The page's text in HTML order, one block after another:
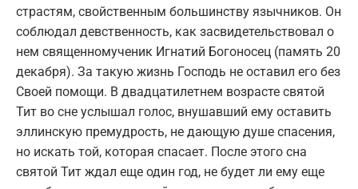
страстям, свойственным большинству язычников. Он
соблюдал девственность, как засвидетельствовал о
нем священномученик Игнатий Богоносец (память 20
декабря). За такую жизнь Господь не оставил его без
Своей помощи. В двадцатилетнем возрасте святой
Тит во сне услышал голос, внушавший ему оставить
эллинскую премудрость, не дающую душе спасения,
но искать той, которая спасает. После этого сна
святой Тит ждал еще один год, не будет ли ему еще